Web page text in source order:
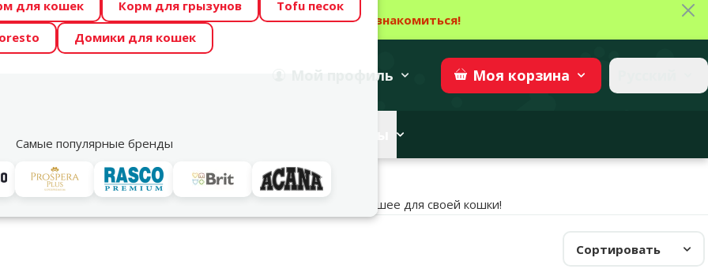
предлагает отличные цены на ТОП-овые корма! 🍖 → Ознакомиться!
ŪSAIŅI”! Возможно Твой питомец станет звездой 2027 Участвовать
профиль Моя корзина
для кошек Корм для грызунов
Tofu песок
Домики для кошек
Самые популярные бренды
Акции
Magic Litter
а также древесный наполнитель для кошек. Выбирай лучшее для своей кошки!
Сортировать